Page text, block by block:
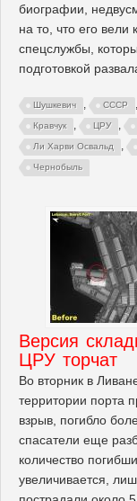
биографии,
на то, что его вели
спецслужбы,
подготовкой
Шушкевич , СССР ,
Кравчук , ЦРУ ,
Ли Харви Освальд ,
Чернобыль
Версия
ЦРУ торчат
Во вторник в
территории порта
взрыв, погибло
спасатели еще
количество
увеличивается,